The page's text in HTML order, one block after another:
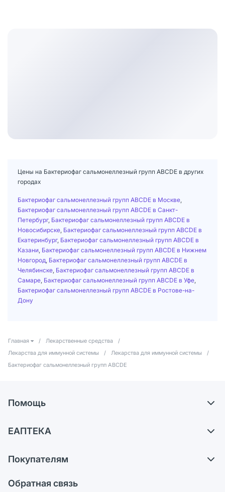
Цены на Бактериофаг сальмонеллезный групп ABCDE в других
городах
Бактериофаг сальмонеллезный групп ABCDE в Москве
Бактериофаг сальмонеллезный групп ABCDE в Санкт-
Петербург, Бактериофаг сальмонеллезный групп ABCDE в
Новосибирске Бактериофаг сальмонеллезный групп ABCDE в
Екатеринбург, Бактериофаг сальмонеллезный групп ABCDE в
Казани Бактериофаг сальмонеллезный групп ABCDE в Нижнем
Новгород Бактериофаг сальмонеллезный групп ABCDE в
Челябинске Бактериофаг сальмонеллезный групп ABCDE в
Самаре Бактериофаг сальмонеллезный групп ABCDE в Уфе
Бактериофаг сальмонеллезный групп ABCDE в Ростове-на-
Дону
Главная / Лекарственные средства
/
Лекарства для иммунной системы
/ Лекарства для иммунной системы
/
Бактериофаг сальмонеллезный групп ABCDE
Помощь
Обмен и возврат
Блог
ЕАПТЕКА
Карьера
Поставщики
Покупателям
Обратная связь